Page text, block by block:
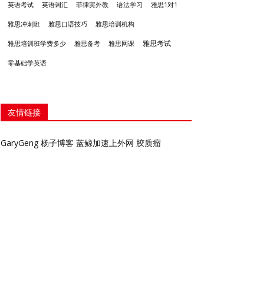
英语考试 英语词汇 菲律宾外教 语法学习 雅思1对1
雅思冲刺班 雅思口语技巧 雅思培训机构
雅思培训班学费多少 雅思备考 雅思网课 雅思考试
零基础学英语
友情链接
GaryGeng 杨子博客 蓝鲸加速上外网 胶质瘤